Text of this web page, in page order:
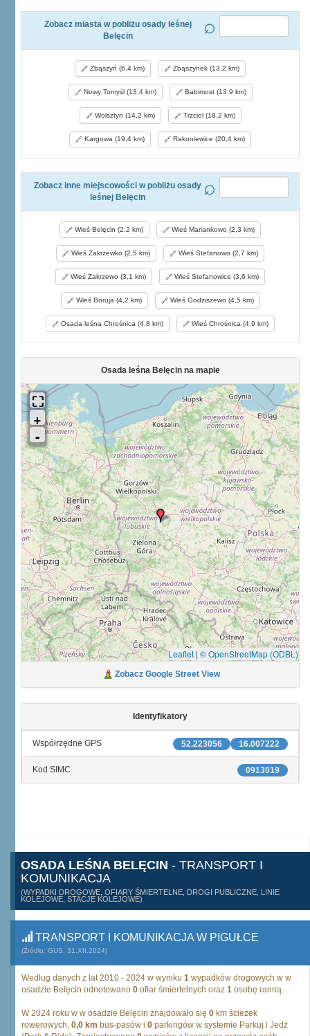
Zobacz miasta w pobliżu osady leśnej
Belęcin
Zbąszyń (6,4 km) Zbąszynek (13,2 km)
Nowy Tomyśl (13,4 km) Babimost (13,9 km)
Wolsztyn (14,2 km) Trzciel (18,2 km)
Kargowa (19,4 km) Rakoniewice (20,4 km)
Zobacz inne miejscowości w pobliżu osady
leśnej Belęcin
Wieś Belęcin (2,2 km) Wieś Mariankowo (2,3 km)
Wieś Zakrzewko (2,5 km) Wieś Stefanowo (2,7 km)
Wieś Zakrzewo (3,1 km) Wieś Stefanowice (3,6 km)
Wieś Boruja (4,2 km) Wieś Godziszewo (4,5 km)
Osada leśna Chrośnica (4,8 km) Wieś Chrośnica (4,9 km)
Osada leśna Belęcin na mapie
Leaflet | © OpenStreetMap (ODBL)
Zobacz Google Street View
Identyfikatory
16.007222
52.223056
Współrzędne GPS
0913019
Kod SIMC
OSADA LEŚNA BELĘCIN - TRANSPORT I
KOMUNIKACJA
(WYPADKI DROGOWE, OFIARY ŚMIERTELNE, DROGI PUBLICZNE, LINIE
KOLEJOWE, STACJE KOLEJOWE)
TRANSPORT I KOMUNIKACJA W PIGUŁCE
(Źródło: GUS, 31.XII.2024)
Według danych z lat 2010 - 2024 w wyniku 1 wypadków drogowych w w
osadzie Belęcin odnotowano 0 ofiar śmiertelnych oraz 1 osobę ranną.
W 2024 roku w w osadzie Belęcin znajdowało się 0 km ścieżek
rowerowych, 0,0 km bus-pasów i 0 parkingów w systemie Parkuj i Jedź